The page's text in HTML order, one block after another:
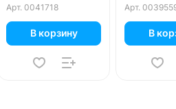
Арт. 0041718
В корзину
Арт.
В